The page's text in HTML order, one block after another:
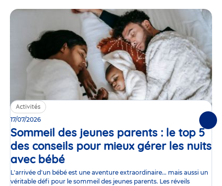
Activités
17/07/2026
Sommeil des jeunes parents : le top 5
des conseils pour mieux gérer les nuits
avec bébé
L'arrivée d'un bébé est une aventure extraordinaire... mais aussi un
véritable défi pour le sommeil des jeunes parents. Les réveils